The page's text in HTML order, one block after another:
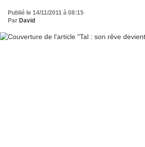
Publié le 14/11/2011 à 08:15
Par David